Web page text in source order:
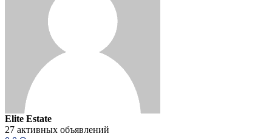
Elite Estate
27 активных объявлений